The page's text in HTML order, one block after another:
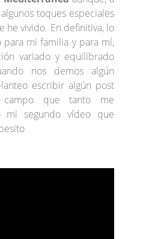
toques especiales
he vivido. En definitiva, lo
mi familia y para mí,
variado y equilibrado
nos demos algún
escribir algún post
campo que tanto me
mi segundo vídeo que